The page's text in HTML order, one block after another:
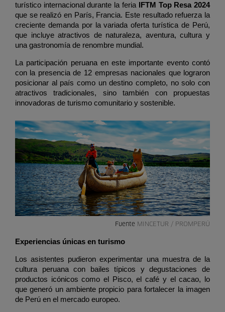
turístico internacional durante la feria IFTM Top Resa 2024
que se realizó en París, Francia. Este resultado refuerza la
creciente demanda por la variada oferta turística de Perú,
que incluye atractivos de naturaleza, aventura, cultura y
una gastronomía de renombre mundial.
La participación peruana en este importante evento contó
con la presencia de 12 empresas nacionales que lograron
posicionar al país como un destino completo, no solo con
atractivos tradicionales, sino también con propuestas
innovadoras de turismo comunitario y sostenible.
Fuente MINCETUR / PROMPERÚ
Experiencias únicas en turismo
Los asistentes pudieron experimentar una muestra de la
cultura peruana con bailes típicos y degustaciones de
productos icónicos como el Pisco, el café y el cacao, lo
que generó un ambiente propicio para fortalecer la imagen
de Perú en el mercado europeo.